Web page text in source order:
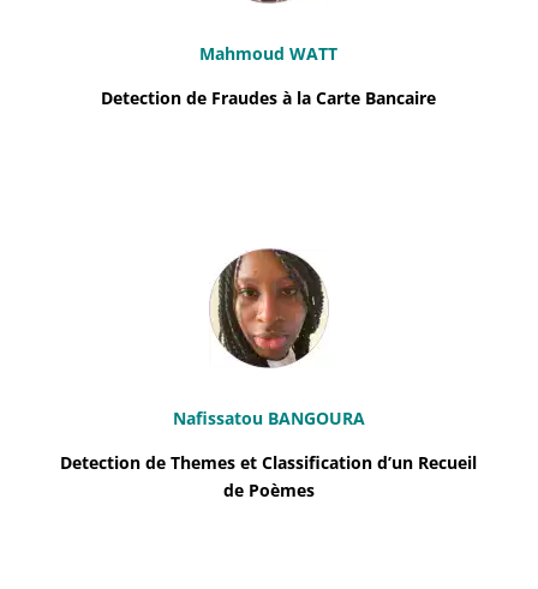
Mahmoud WATT
Detection de Fraudes à la Carte Bancaire
Nafissatou BANGOURA
Detection de Themes et Classification d’un Recueil
de Poèmes